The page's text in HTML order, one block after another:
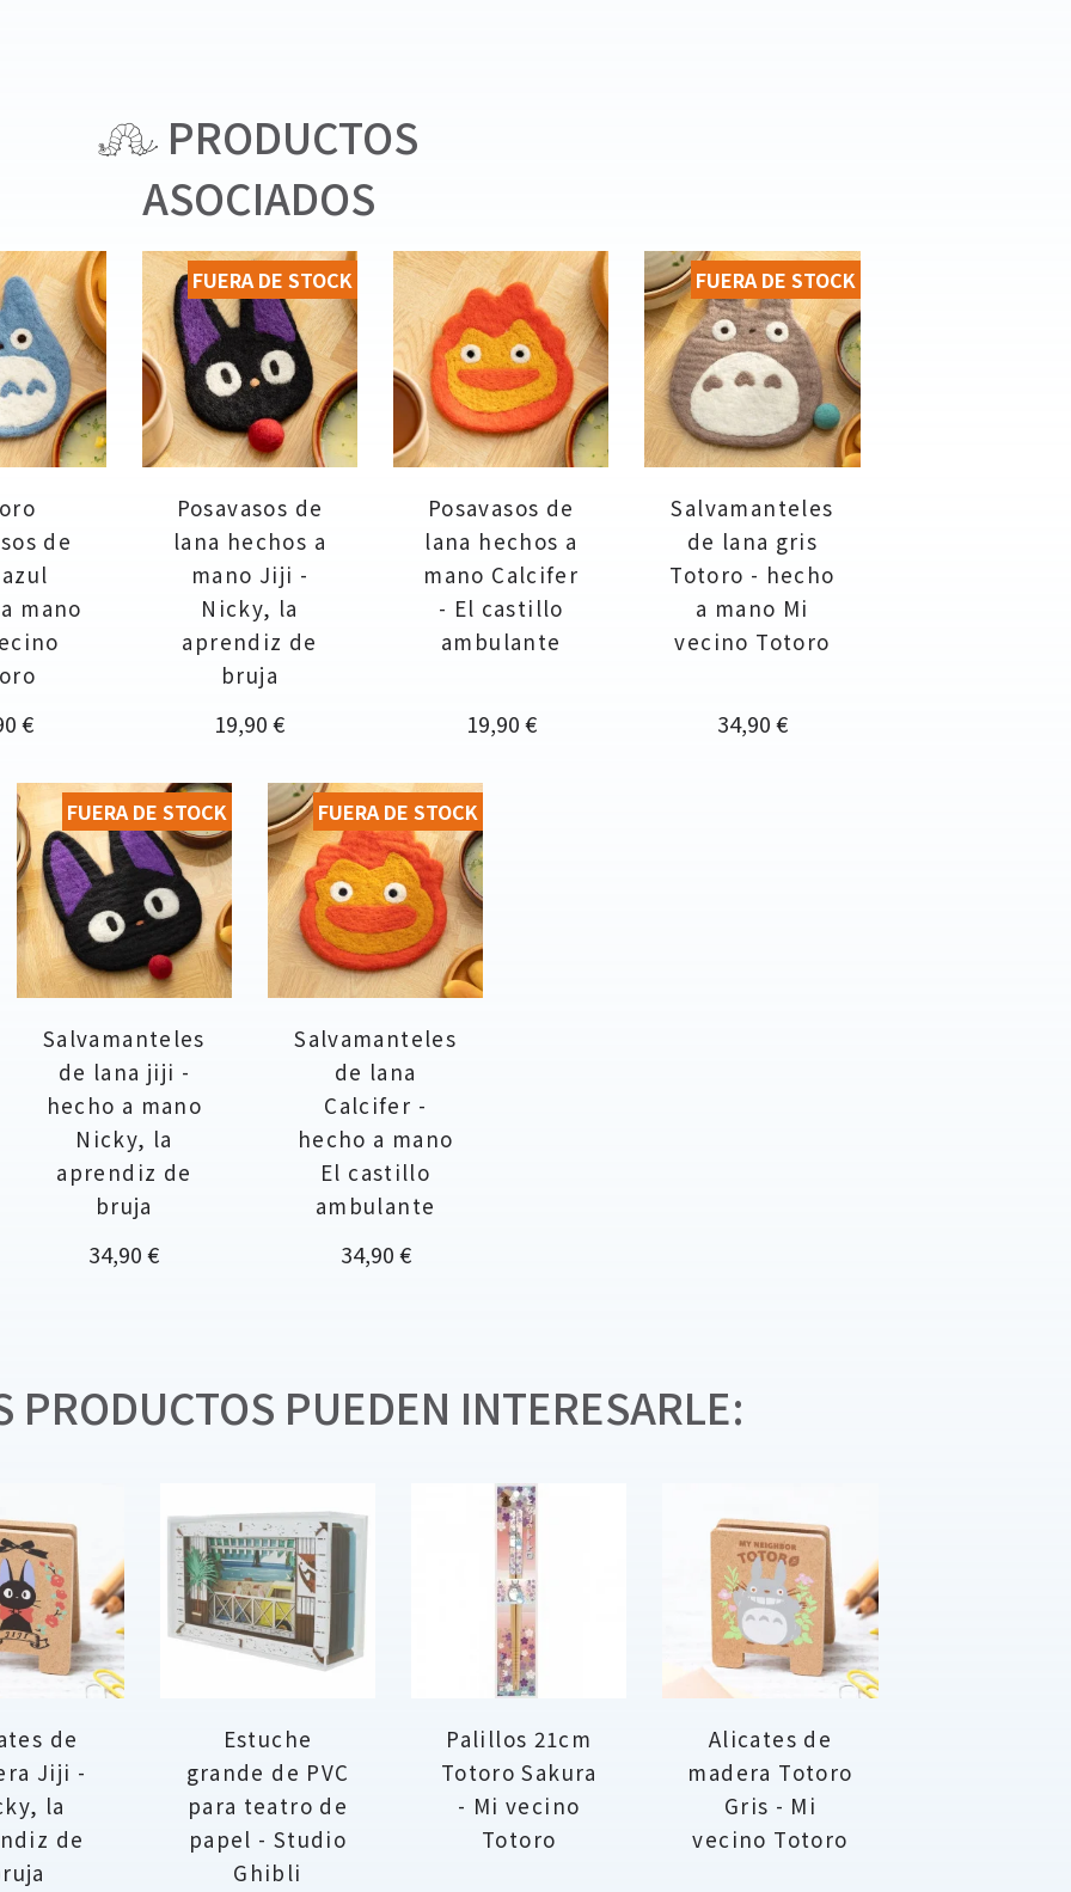
PRODUCTOS
ASOCIADOS
de
mano
€
Posavasos de
lana hechos a
mano Jiji -
Nicky, la
aprendiz de
bruja
Precio
19,90 €
FUERA DE STOCK
Posavasos de
lana hechos a
mano Calcifer
- El castillo
ambulante
Precio
19,90 €
Salvamanteles
de lana gris
Totoro - hecho
a mano Mi
vecino Totoro
Precio
34,90 €
FUERA DE STOCK
Salvamanteles
de lana jiji -
hecho a mano
Nicky, la
aprendiz de
bruja
Precio
34,90 €
FUERA DE STOCK
Salvamanteles
de lana
Calcifer -
hecho a mano
El castillo
ambulante
Precio
34,90 €
FUERA DE STOCK
PRODUCTOS PUEDEN INTERESARLE:
de
Jiji -
la
de
Estuche
grande de PVC
para teatro de
papel - Studio
Ghibli
Palillos 21cm
Totoro Sakura
- Mi vecino
Totoro
Alicates de
madera Totoro
Gris - Mi
vecino Totoro